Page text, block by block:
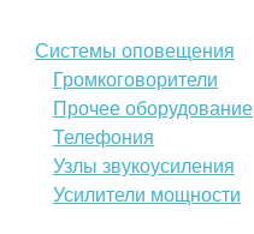
Системы оповещения
Громкоговорители
Прочее оборудование
Телефония
Узлы звукоусиления
Усилители мощности